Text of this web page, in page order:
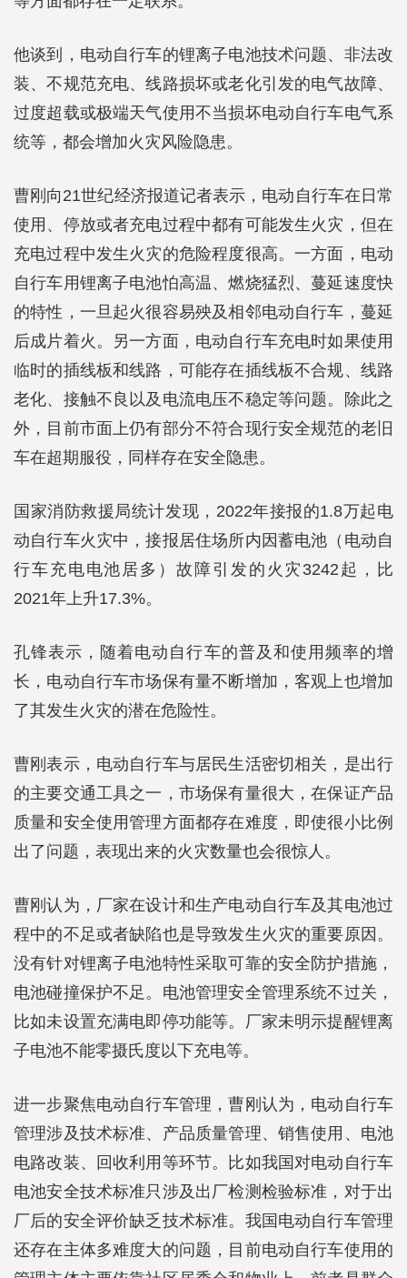
他谈到，电动自行车的锂离子电池技术问题、非法改
装、不规范充电、线路损坏或老化引发的电气故障、
过度超载或极端天气使用不当损坏电动自行车电气系
统等，都会增加火灾风险隐患。
曹刚向21世纪经济报道记者表示，电动自行车在日常
使用、停放或者充电过程中都有可能发生火灾，但在
充电过程中发生火灾的危险程度很高。一方面，电动
自行车用锂离子电池怕高温、燃烧猛烈、蔓延速度快
的特性，一旦起火很容易殃及相邻电动自行车，蔓延
后成片着火。另一方面，电动自行车充电时如果使用
临时的插线板和线路，可能存在插线板不合规、线路
老化、接触不良以及电流电压不稳定等问题。除此之
外，目前市面上仍有部分不符合现行安全规范的老旧
车在超期服役，同样存在安全隐患。
国家消防救援局统计发现，2022年接报的1.8万起电
动自行车火灾中，接报居住场所内因蓄电池（电动自
行车充电电池居多）故障引发的火灾3242起，比
2021年上升17.3%。
孔锋表示，随着电动自行车的普及和使用频率的增
长，电动自行车市场保有量不断增加，客观上也增加
了其发生火灾的潜在危险性。
曹刚表示，电动自行车与居民生活密切相关，是出行
的主要交通工具之一，市场保有量很大，在保证产品
质量和安全使用管理方面都存在难度，即使很小比例
出了问题，表现出来的火灾数量也会很惊人。
曹刚认为，厂家在设计和生产电动自行车及其电池过
程中的不足或者缺陷也是导致发生火灾的重要原因。
没有针对锂离子电池特性采取可靠的安全防护措施，
电池碰撞保护不足。电池管理安全管理系统不过关，
比如未设置充满电即停功能等。厂家未明示提醒锂离
子电池不能零摄氏度以下充电等。
进一步聚焦电动自行车管理，曹刚认为，电动自行车
管理涉及技术标准、产品质量管理、销售使用、电池
电路改装、回收利用等环节。比如我国对电动自行车
电池安全技术标准只涉及出厂检测检验标准，对于出
厂后的安全评价缺乏技术标准。我国电动自行车管理
还存在主体多难度大的问题，目前电动自行车使用的